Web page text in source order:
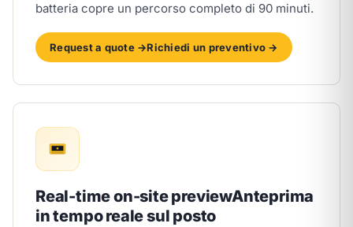
batteria copre un percorso completo di 90 minuti.
Request a quote →Richiedi un preventivo →
Real-time on-site previewAnteprima
in tempo reale sul posto